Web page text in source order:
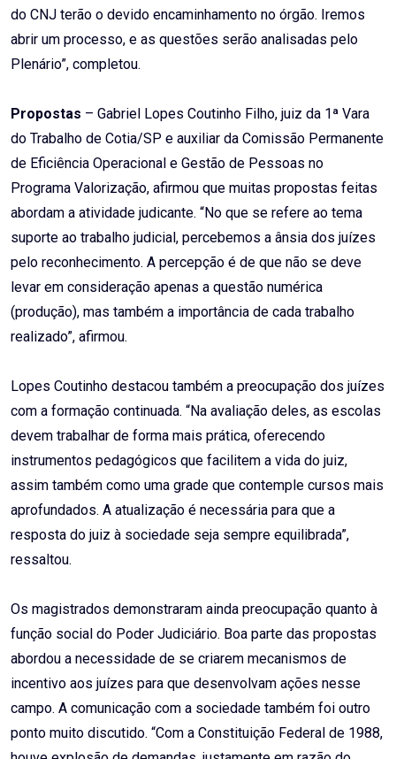
do CNJ terão o devido encaminhamento no órgão. Iremos
abrir um processo, e as questões serão analisadas pelo
Plenário”, completou.
Propostas – Gabriel Lopes Coutinho Filho, juiz da 1ª Vara
do Trabalho de Cotia/SP e auxiliar da Comissão Permanente
de Eficiência Operacional e Gestão de Pessoas no
Programa Valorização, afirmou que muitas propostas feitas
abordam a atividade judicante. “No que se refere ao tema
suporte ao trabalho judicial, percebemos a ânsia dos juízes
pelo reconhecimento. A percepção é de que não se deve
levar em consideração apenas a questão numérica
(produção), mas também a importância de cada trabalho
realizado”, afirmou.
Lopes Coutinho destacou também a preocupação dos juízes
com a formação continuada. “Na avaliação deles, as escolas
devem trabalhar de forma mais prática, oferecendo
instrumentos pedagógicos que facilitem a vida do juiz,
assim também como uma grade que contemple cursos mais
aprofundados. A atualização é necessária para que a
resposta do juiz à sociedade seja sempre equilibrada”,
ressaltou.
Os magistrados demonstraram ainda preocupação quanto à
função social do Poder Judiciário. Boa parte das propostas
abordou a necessidade de se criarem mecanismos de
incentivo aos juízes para que desenvolvam ações nesse
campo. A comunicação com a sociedade também foi outro
ponto muito discutido. “Com a Constituição Federal de 1988,